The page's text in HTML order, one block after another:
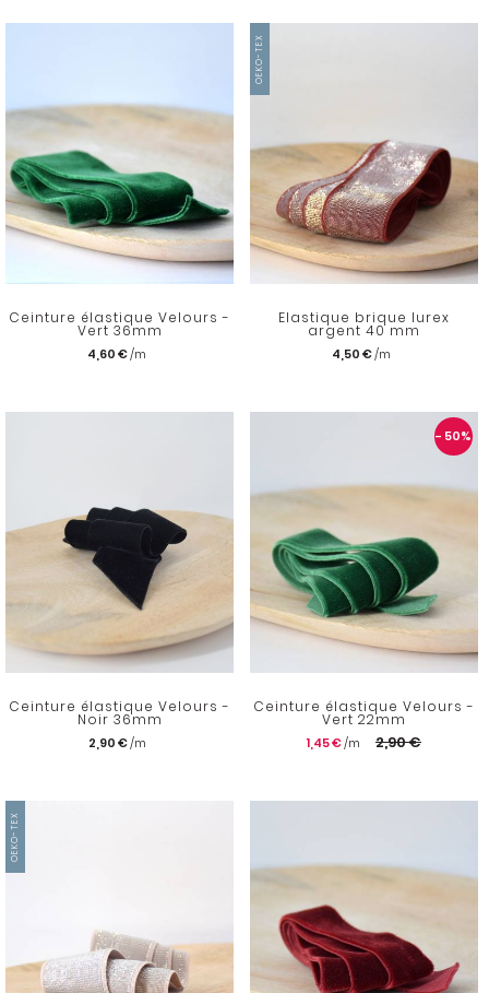
Ceinture élastique Velours -
Vert 36mm
4,60 €
OEKO-TEX
Elastique brique lurex
argent 40 mm
4,50 €
Ceinture élastique Velours -
Noir 36mm
2,90 €
- 50%
Ceinture élastique Velours -
Vert 22mm
1,45 € 2,90 €
OEKO-TEX